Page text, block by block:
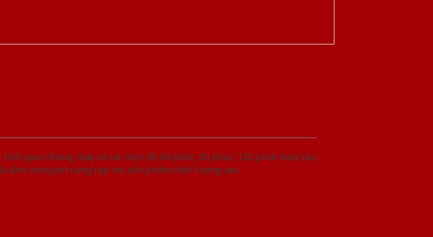
gian chống cháy có các mức độ 60 phút, 90 phút, 120 phút hoặc lâu
đơn vị chuyên cung cấp các sản phẩm chất lượng cao.